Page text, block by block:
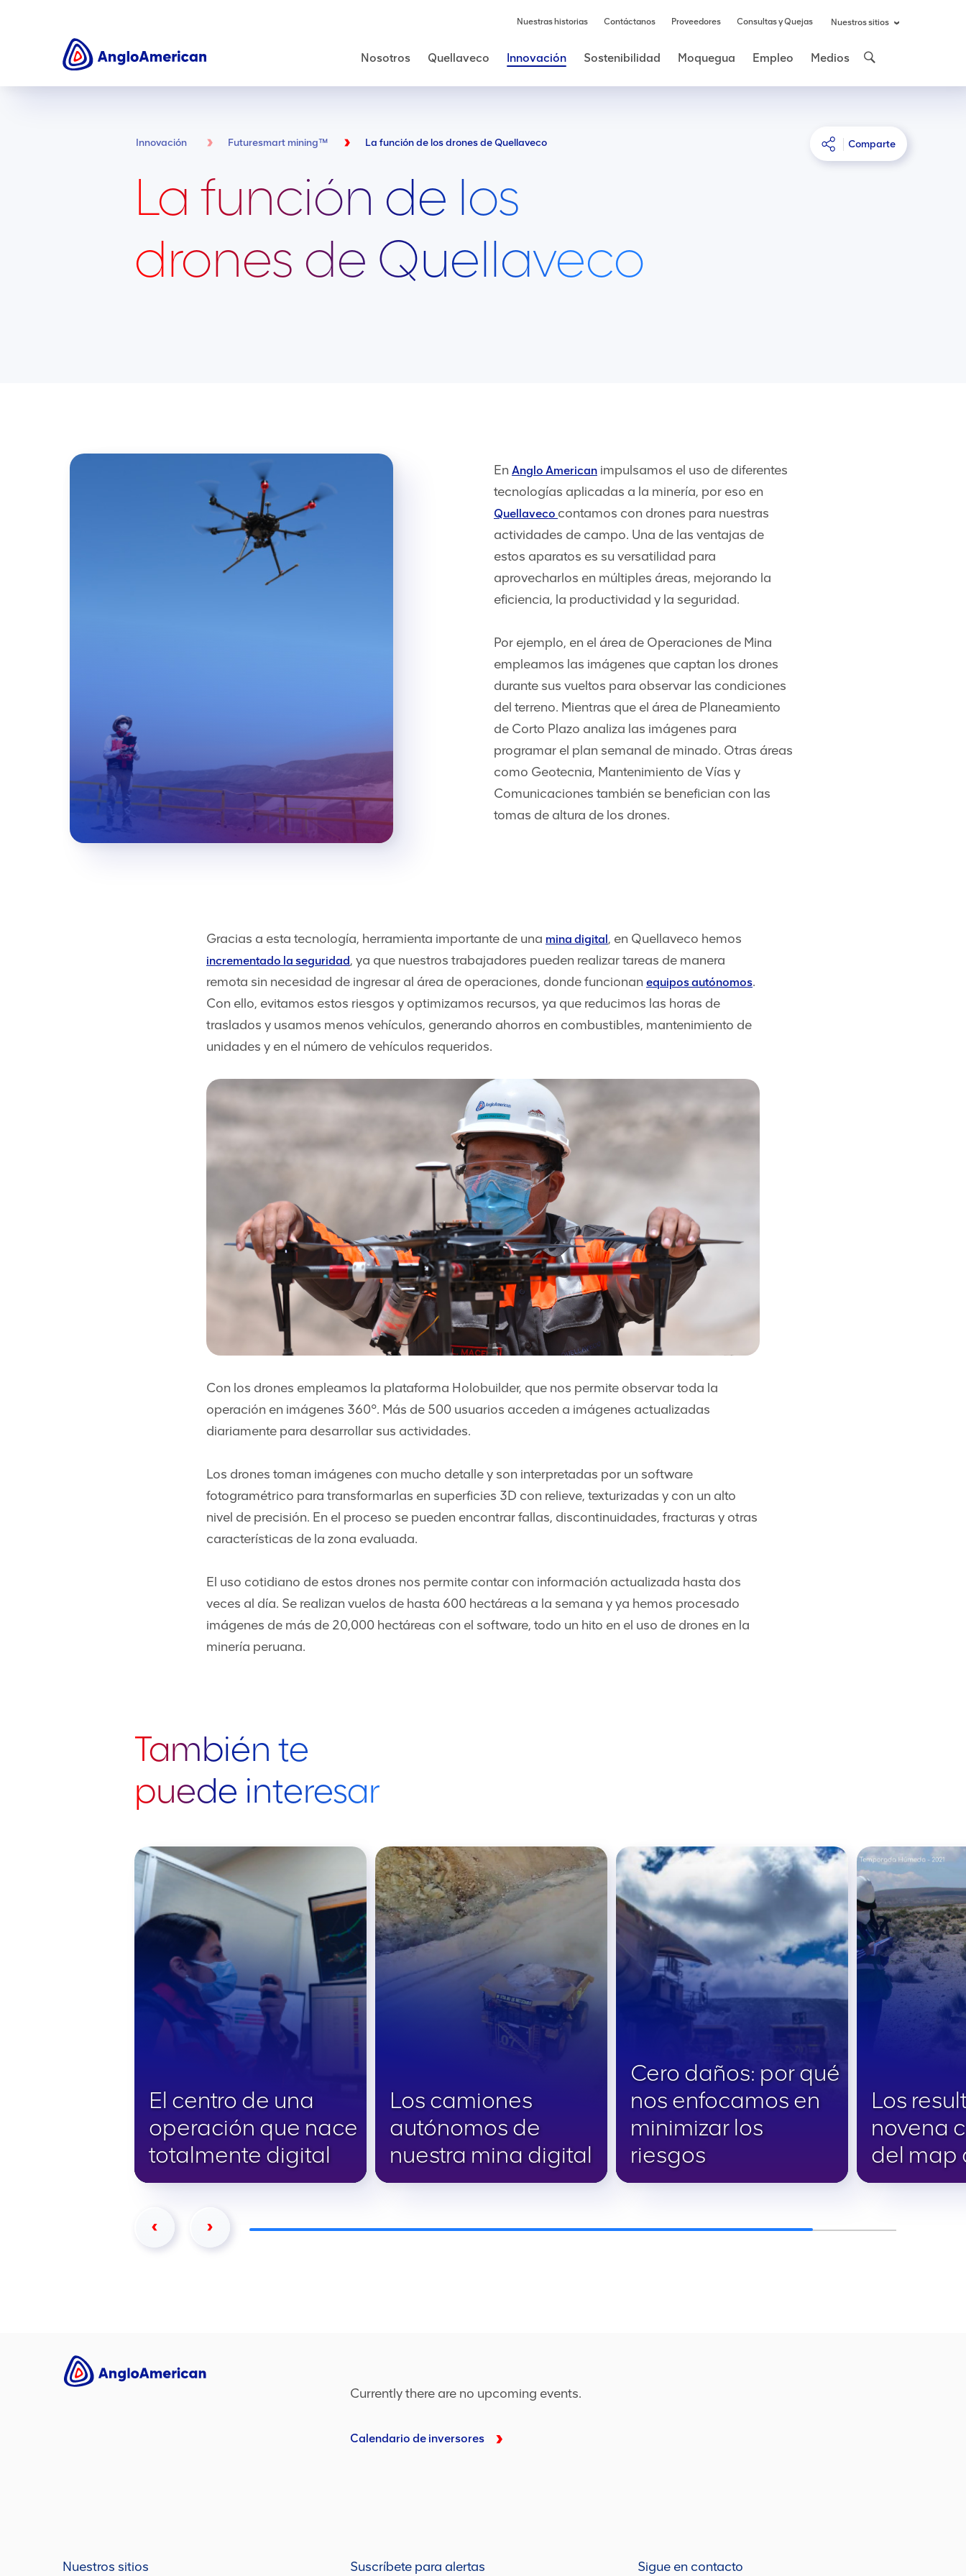
Nuestras historias Contáctanos Proveedores Consultas y Quejas Nuestros sitios
Nosotros Quellaveco Innovación Sostenibilidad Moquegua Empleo Medios
Innovación Futuresmart mining™ La función de los drones de Quellaveco Comparte
La función de los
drones de Quellaveco
En Anglo American impulsamos el uso de diferentes
tecnologías aplicadas a la minería, por eso en
Quellaveco contamos con drones para nuestras
actividades de campo. Una de las ventajas de
estos aparatos es su versatilidad para
aprovecharlos en múltiples áreas, mejorando la
eficiencia, la productividad y la seguridad.
Por ejemplo, en el área de Operaciones de Mina
empleamos las imágenes que captan los drones
durante sus vueltos para observar las condiciones
del terreno. Mientras que el área de Planeamiento
de Corto Plazo analiza las imágenes para
programar el plan semanal de minado. Otras áreas
como Geotecnia, Mantenimiento de Vías y
Comunicaciones también se benefician con las
tomas de altura de los drones.
Gracias a esta tecnología, herramienta importante de una mina digital, en Quellaveco hemos
incrementado la seguridad, ya que nuestros trabajadores pueden realizar tareas de manera
remota sin necesidad de ingresar al área de operaciones, donde funcionan equipos autónomos.
Con ello, evitamos estos riesgos y optimizamos recursos, ya que reducimos las horas de
traslados y usamos menos vehículos, generando ahorros en combustibles, mantenimiento de
unidades y en el número de vehículos requeridos.
Con los drones empleamos la plataforma Holobuilder, que nos permite observar toda la
operación en imágenes 360°. Más de 500 usuarios acceden a imágenes actualizadas
diariamente para desarrollar sus actividades.
Los drones toman imágenes con mucho detalle y son interpretadas por un software
fotogramétrico para transformarlas en superficies 3D con relieve, texturizadas y con un alto
nivel de precisión. En el proceso se pueden encontrar fallas, discontinuidades, fracturas y otras
características de la zona evaluada.
El uso cotidiano de estos drones nos permite contar con información actualizada hasta dos
veces al día. Se realizan vuelos de hasta 600 hectáreas a la semana y ya hemos procesado
imágenes de más de 20,000 hectáreas con el software, todo un hito en el uso de drones en la
minería peruana.
También te
puede interesar
El centro de una
operación que nace
totalmente digital
Los camiones
autónomos de
nuestra mina digital
Cero daños: por qué
nos enfocamos en
minimizar los
riesgos
Los
novena
del map
Currently there are no upcoming events.
Calendario de inversores
Nuestros sitios Suscríbete para alertas Sigue en contacto